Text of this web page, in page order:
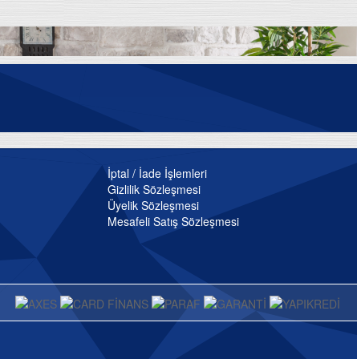
İptal / İade İşlemleri
Gizlilik Sözleşmesi
Üyelik Sözleşmesi
Mesafeli Satış Sözleşmesi